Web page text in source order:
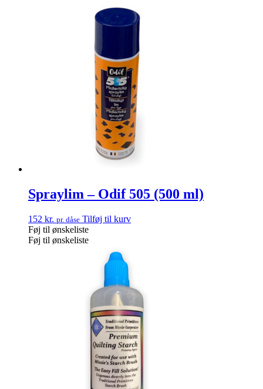
Spraylim – Odif 505 (500 ml)
152 kr. pr. dåse Tilføj til kurv
Føj til ønskeliste
Føj til ønskeliste